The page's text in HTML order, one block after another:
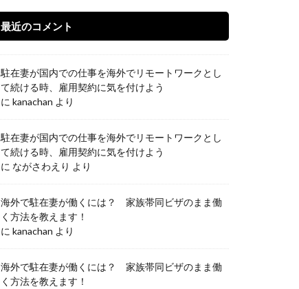
最近のコメント
駐在妻が国内での仕事を海外でリモートワークとし
て続ける時、雇用契約に気を付けよう
に kanachan より
駐在妻が国内での仕事を海外でリモートワークとし
て続ける時、雇用契約に気を付けよう
に ながさわえり より
海外で駐在妻が働くには？ 家族帯同ビザのまま働
く方法を教えます！
に kanachan より
海外で駐在妻が働くには？ 家族帯同ビザのまま働
く方法を教えます！